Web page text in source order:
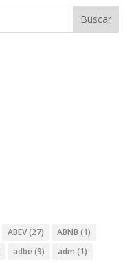
ABEV(27) ABNB (1)
adbe (9) adm (1)